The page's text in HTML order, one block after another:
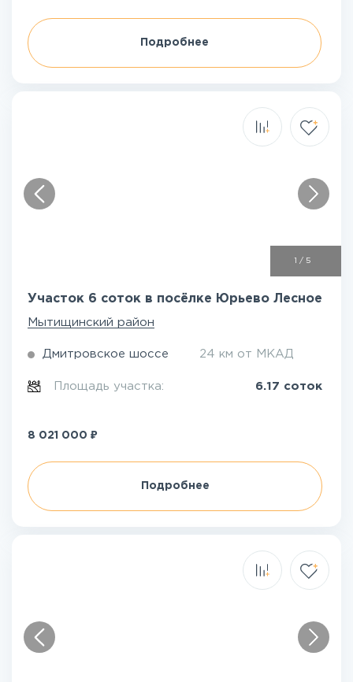
Подробнее
/ 5
Участок 6 соток в посёлке Юрьево Лесное
Мытищинский район
Дмитровское шоссе 24 км от МКАД
Площадь участка: 6.17 соток
8 021 000 ₽
Подробнее